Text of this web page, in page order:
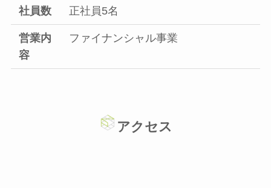
社員数 正社員5名
営業内
容
ファイナンシャル事業
アクセス